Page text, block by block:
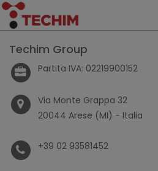
Techim Group
Partita IVA: 02219900152
Via Monte Grappa 32
20044 Arese (MI) - Italia
+39 02 93581452